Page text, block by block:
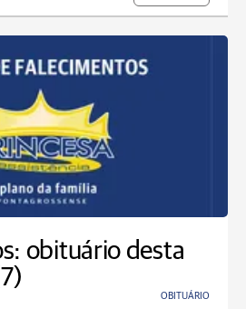
obituário desta
OBITUÁRIO